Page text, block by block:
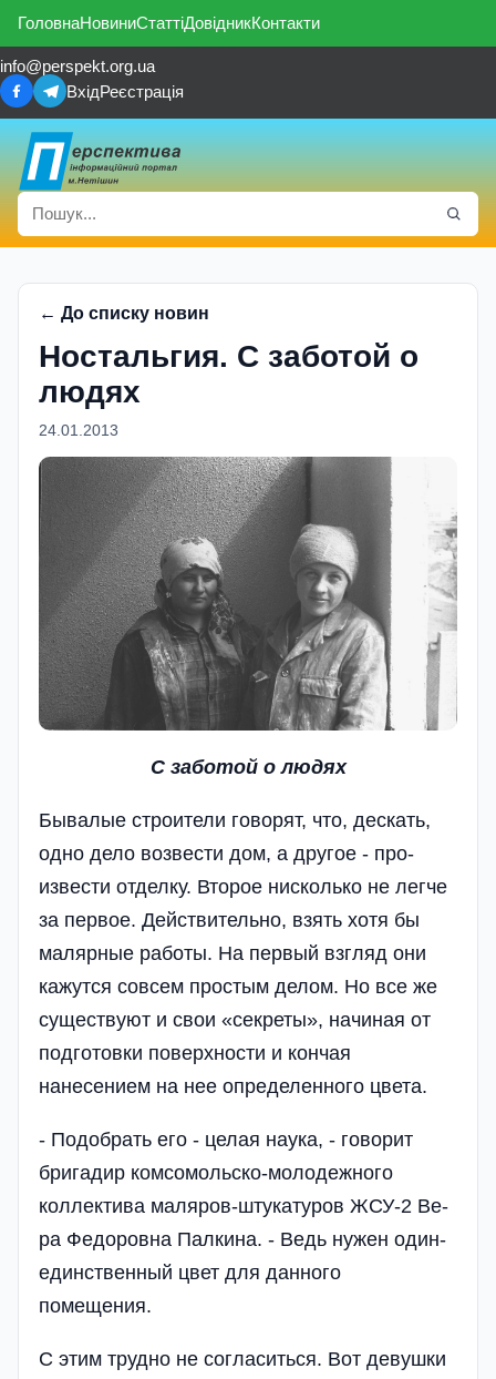
ГоловнаНовиниСтаттіДовідникКонтакти
info@perspekt.org.ua
ВхідРеєстрація
← До списку новин
Ностальгия. С заботой о
людях
24.01.2013
С заботой о людях
Бывалые строители говорят, что, дескать,
одно дело возвести дом, а другое - про­
извести отделку. Вто­рое нисколько не лег­че
за первое. Действи­тельно, взять хотя бы
малярные работы. На первый взгляд они
ка­жутся совсем простым делом. Но все же
су­ществуют и свои «сек­реты», начиная от
под­готовки поверхности и кончая
нанесением на нее определенного цве­та­­­.
- Подобрать его - целая наука, - гово­рит
бригадир комсомольско-молодежного
коллектива маляров-штукатуров ЖСУ-2 Ве­
ра Федоровна Палкина. - Ведь нужен один-
единственный цвет для данного
помещения.
С этим трудно не согласиться. Вот де­вушки